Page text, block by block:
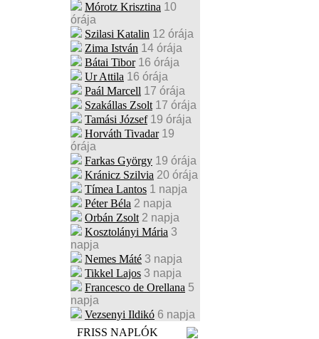
Mórotz Krisztina 10
órája
Szilasi Katalin 12 órája
Zima István 14 órája
Bátai Tibor 16 órája
Ur Attila 16 órája
Paál Marcell 17 órája
Szakállas Zsolt 17 órája
Tamási József 19 órája
Horváth Tivadar 19
órája
Farkas György 19 órája
Kránicz Szilvia 20 órája
Tímea Lantos 1 napja
Péter Béla 2 napja
Orbán Zsolt 2 napja
Kosztolányi Mária 3
napja
Nemes Máté 3 napja
Tikkel Lajos 3 napja
Francesco de Orellana 5
napja
Vezsenyi Ildikó 6 napja
FRISS NAPLÓK